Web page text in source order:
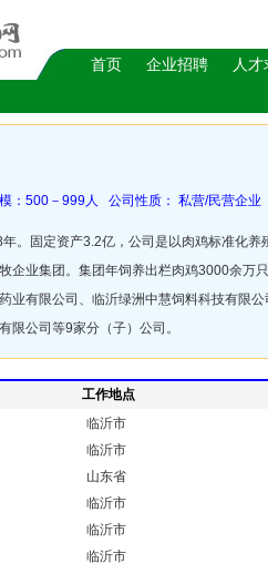
首页 企业招聘 人
：500－999人 公司性质： 私营/民营企
。固定资产3.2亿，公司是以肉鸡标准化
企业集团。集团年饲养出栏肉鸡3000余
业有限公司、临沂绿洲中慧饲料科技有限
限公司等9家分（子）公司。
工作地点
临沂市
临沂市
山东省
临沂市
临沂市
临沂市